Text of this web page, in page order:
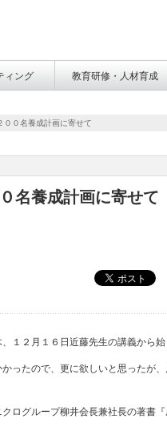
ィング 教育研修・人材育成
００名養成計画に寄せて
名養成計画に寄せて
１２月１６日近藤先生の講義から始
ったので、更に欲しいと思ったが
グループ柳井会長兼社長の著書『